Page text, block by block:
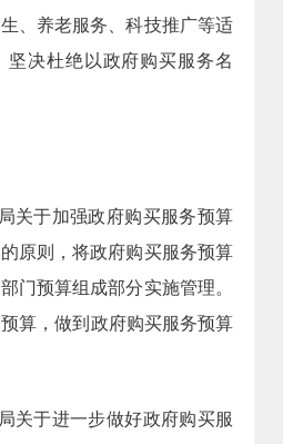
、养老服务、科技推广等适
决杜绝以政府购买服务名
关于加强政府购买服务预算
的原则，将政府购买服务预算
门预算组成部分实施管理。
算，做到政府购买服务预算
关于进一步做好政府购买服